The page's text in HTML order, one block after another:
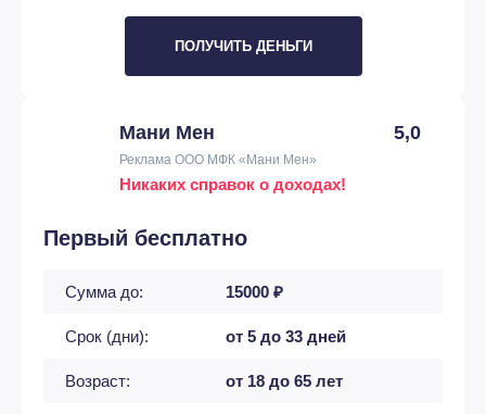
ПОЛУЧИТЬ ДЕНЬГИ
Мани Мен 5,0
Реклама ООО МФК «Мани Мен»
Никаких справок о доходах!
Первый бесплатно
Сумма до: 15000 ₽
Срок (дни): от 5 до 33 дней
Возраст: от 18 до 65 лет